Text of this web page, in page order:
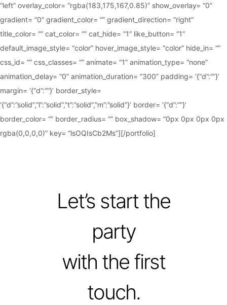
“left” overlay_color= “rgba(183,175,167,0.85)” show_overlay= “0”
gradient= “0” gradient_color= “” gradient_direction= “right”
title_color= “” cat_color= “” cat_hide= “1” like_button= “1”
default_image_style= “color” hover_image_style= “color” hide_in= “”
css_id= “” css_classes= “” animate= “1” animation_type= “none”
animation_delay= “0” animation_duration= “300” padding= ‘{“d”:””}’
margin= ‘{“d”:””}’ border_style=
‘{“d”:”solid”,”l”:”solid”,”t”:”solid”,”m”:”solid”}’ border= ‘{“d”:””}’
border_color= “” border_radius= “” box_shadow= “0px 0px 0px 0px
rgba(0,0,0,0)” key= “lsOQIsCb2Ms”][/portfolio]
Let’s start the
party
with the first
touch.